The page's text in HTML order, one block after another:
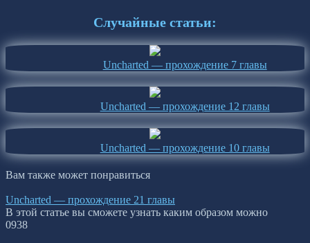
Случайные статьи:
Uncharted — прохождение 7 главы
Uncharted — прохождение 12 главы
Uncharted — прохождение 10 главы
Вам также может понравиться
Uncharted — прохождение 21 главы
В этой статье вы сможете узнать каким образом можно
0938